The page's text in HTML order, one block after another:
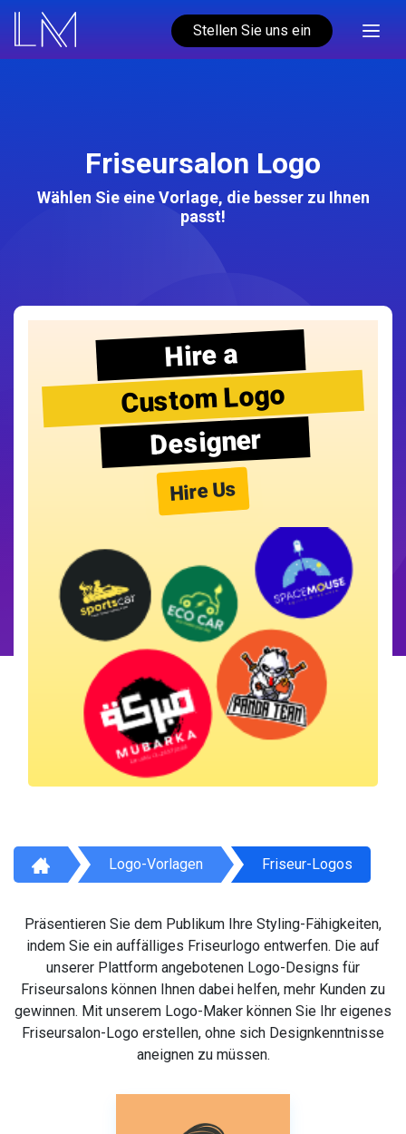
Stellen Sie uns ein
Friseursalon Logo
Wählen Sie eine Vorlage, die besser zu Ihnen
passt!
Hire a
Custom Logo
Designer
Hire Us
Logo-Vorlagen Friseur-Logos
Präsentieren Sie dem Publikum Ihre Styling-Fähigkeiten,
indem Sie ein auffälliges Friseurlogo entwerfen. Die auf
unserer Plattform angebotenen Logo-Designs für
Friseursalons können Ihnen dabei helfen, mehr Kunden zu
gewinnen. Mit unserem Logo-Maker können Sie Ihr eigenes
Friseursalon-Logo erstellen, ohne sich Designkenntnisse
aneignen zu müssen.